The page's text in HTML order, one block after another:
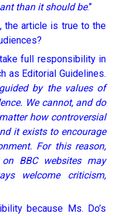
than it should be.”
the article is true to the
full responsibility in
as Editorial Guidelines.
by the values of
We cannot, and do
how controversial
it exists to encourage
For this reason,
BBC websites may
welcome criticism,
because Ms. Do’s